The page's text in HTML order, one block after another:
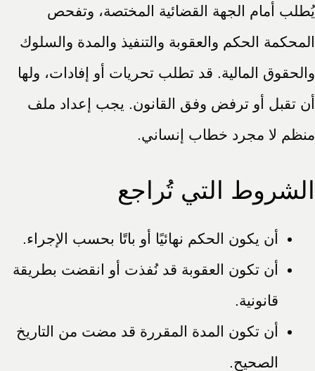
يُطلب أمام الجهة القضائية المختصة، وتفحص
المحكمة الحكم والعقوبة والتنفيذ والمدة والسلوك
والحقوق المالية. قد تطلب تحريات أو إفادات، ولها
أن تقبل أو ترفض وفق القانون. يجب إعداد ملف
منظم لا مجرد خطاب إنساني.
الشروط التي تُراجع
أن يكون الحكم نهائيًا أو باتًا بحسب الإجراء.
أن تكون العقوبة قد نُفذت أو انقضت بطريقة
قانونية.
أن تكون المدة المقررة قد مضت من التاريخ
الصحيح.